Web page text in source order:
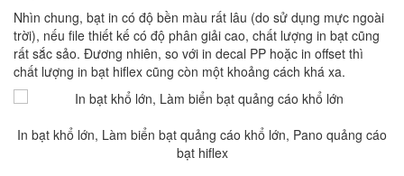
Nhìn chung, bạt in có độ bền màu rất lâu (do sử dụng mực ngoài
trời), nếu file thiết kế có độ phân giải cao, chất lượng in bạt cũng
rất sắc sảo. Đương nhiên, so với in decal PP hoặc in offset thì
chất lượng in bạt hiflex cũng còn một khoảng cách khá xa.
In bạt khổ lớn, Làm biển bạt quảng cáo khổ lớn, Pano quảng cáo
bạt hiflex